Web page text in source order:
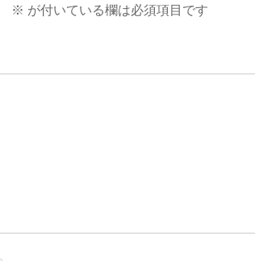
※ が付いている欄は必須項目です